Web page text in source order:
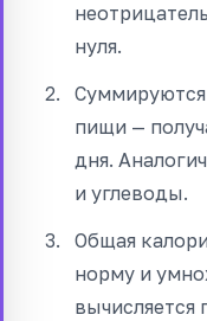
нуля.
пищи —
дня.
и углеводы.
Общая
норму и
вычисляется